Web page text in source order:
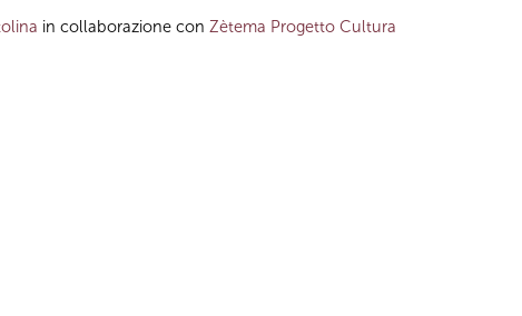
in collaborazione con Zètema Progetto Cultura